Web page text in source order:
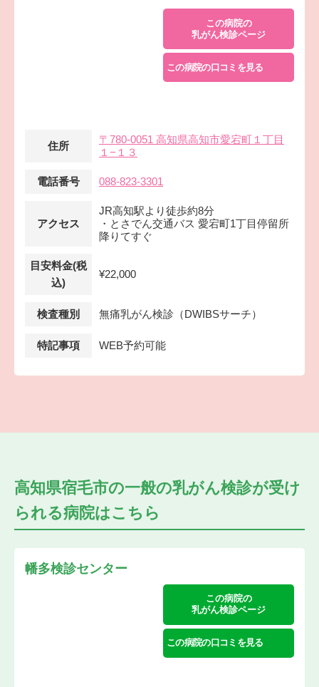
この病院の
乳がん検診ページ
この病院の口コミを見る
住所
〒780-0051 高知県高知市愛宕町１丁目
１−１３
電話番号 088-823-3301
アクセス
JR高知駅より徒歩約8分
・とさでん交通バス 愛宕町1丁目停留所
降りてすぐ
目安料金(税
込)
¥22,000
検査種別 無痛乳がん検診（DWIBSサーチ）
特記事項 WEB予約可能
高知県宿毛市の一般の乳がん検診が受け
られる病院はこちら
幡多検診センター
この病院の
乳がん検診ページ
この病院の口コミを見る